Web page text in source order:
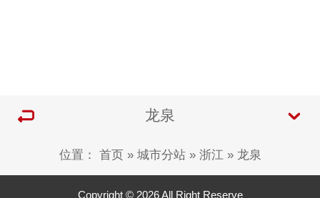
龙泉
位置： 首页 » 城市分站» 浙江» 龙泉
Copyright © 2026 All Right Reserve